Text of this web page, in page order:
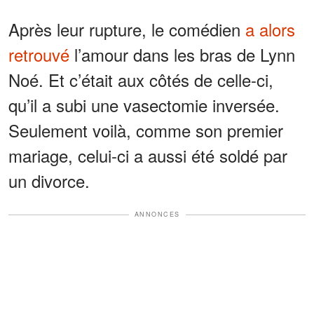
Après leur rupture, le comédien a alors
retrouvé l’amour dans les bras de Lynn
Noé. Et c’était aux côtés de celle-ci,
qu’il a subi une vasectomie inversée.
Seulement voilà, comme son premier
mariage, celui-ci a aussi été soldé par
un divorce.
ANNONCES